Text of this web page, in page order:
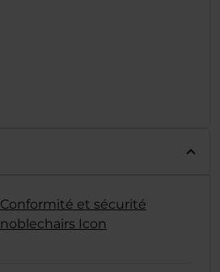
Conformité et sécurité
noblechairs Icon